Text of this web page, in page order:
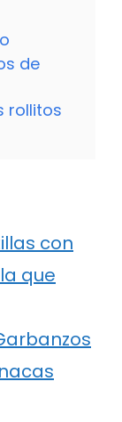
de
rollitos
con
que